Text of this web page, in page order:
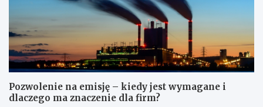
Pozwolenie na emisję – kiedy jest wymagane i
dlaczego ma znaczenie dla firm?